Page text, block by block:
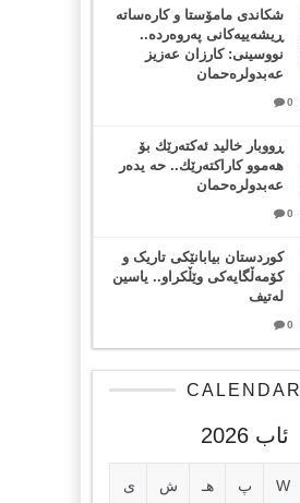
شکاندی مامۆستا و کارەساتە
ڕیشەییەکانی پەروەردە..
نووسینی: کارزان عەزیز
عەبدولرەحمان
0
ڕووبار خالید ئەكتەرێك بۆ
هەموو كاراكتەرێك.. حه یدەر
عەبدولرەحمان
0
کوردستان بیابانێکی تاریک و
کۆمەڵگایەکی وێڵکراو.. یاسین
لەتیف
0
CALENDAR
ئاب 2026
W پ هـ ش ی